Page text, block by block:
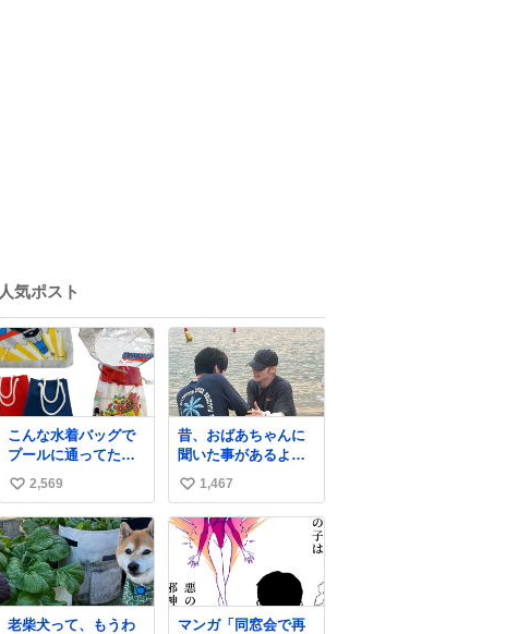
人気ポスト
こんな水着バッグで
プールに通ってたア
ナタ、完全なる同世
代（笑） #70年代
#80年代 #昭和レト
ロ
い
い
ね
数
2,569
昔、おばあちゃんに
聞いた事があるよ。
「カイちゃんをいじ
めると、アイツが海
から上がって来る
ぞ。」って。
い
い
ね
数
1,467
老柴犬って、もうわ
マンガ「同窓会で再